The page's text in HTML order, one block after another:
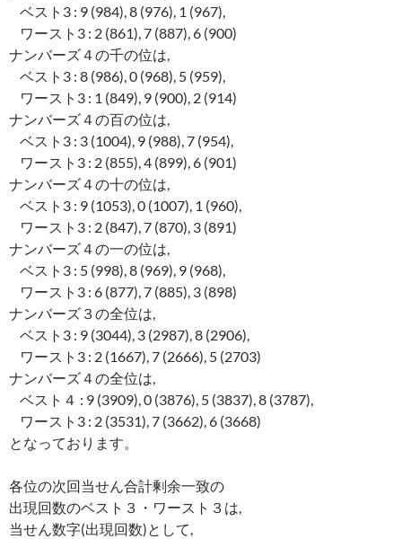
ベスト3 : 9 (984), 8 (976), 1 (967),
ワースト3 : 2 (861), 7 (887), 6 (900)
ナンバーズ４の千の位は,
ベスト3 : 8 (986), 0 (968), 5 (959),
ワースト3 : 1 (849), 9 (900), 2 (914)
ナンバーズ４の百の位は,
ベスト3 : 3 (1004), 9 (988), 7 (954),
ワースト3 : 2 (855), 4 (899), 6 (901)
ナンバーズ４の十の位は,
ベスト3 : 9 (1053), 0 (1007), 1 (960),
ワースト3 : 2 (847), 7 (870), 3 (891)
ナンバーズ４の一の位は,
ベスト3 : 5 (998), 8 (969), 9 (968),
ワースト3 : 6 (877), 7 (885), 3 (898)
ナンバーズ３の全位は,
ベスト3 : 9 (3044), 3 (2987), 8 (2906),
ワースト3 : 2 (1667), 7 (2666), 5 (2703)
ナンバーズ４の全位は,
ベスト４ : 9 (3909), 0 (3876), 5 (3837), 8 (3787),
ワースト3 : 2 (3531), 7 (3662), 6 (3668)
となっております。
各位の次回当せん合計剰余一致の
出現回数のベスト３・ワースト３は,
当せん数字(出現回数)として,